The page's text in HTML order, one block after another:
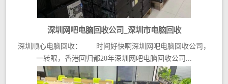
深圳网吧电脑回收公司_深圳市电脑回收
深圳顺心电脑回收： 时间好快啊深圳网吧电脑回收公司，
一转眼，香港回归都20年深圳网吧电脑回收公司...